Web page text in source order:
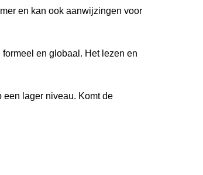
en kan ook aanwijzingen voor
en globaal. Het lezen en
lager niveau. Komt de